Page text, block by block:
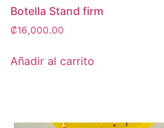
Botella Stand firm
₡16,000.00
Añadir al carrito